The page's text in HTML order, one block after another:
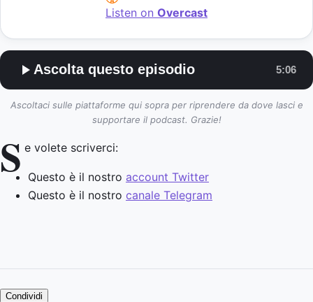
Listen on Overcast
Ascolta questo episodio 5:06
Ascoltaci sulle piattaforme qui sopra per riprendere da dove lasci e
supportare il podcast. Grazie!
S e volete scriverci:
Questo è il nostro account Twitter
Questo è il nostro canale Telegram
Condividi